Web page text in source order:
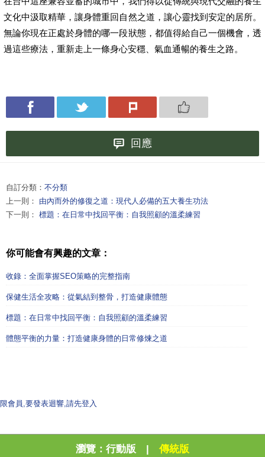
文化中汲取精華，讓身體重回自然之道，讓心靈找到安定的居所。
無論你現在正處於身體的哪一段狀態，都值得給自己一個機會，透
過這些療法，重新走上一條身心安穩、氣血通暢的養生之路。
回應
自訂分類： 不分類
上一則： 由內而外的修復之道：現代人必備的五大養生功法
下一則： 標題：在日常中找回平衡：自我照顧的溫柔練習
你可能會有興趣的文章：
收錄：全面掌握SEO策略的完整指南
保健生活全攻略：從氣結到整骨，打造健康體態
標題：在日常中找回平衡：自我照顧的溫柔練習
體態平衡的力量：打造健康身體的日常修煉之道
限會員,要發表迴響,請先登入
瀏覽： 行動版 | 傳統版